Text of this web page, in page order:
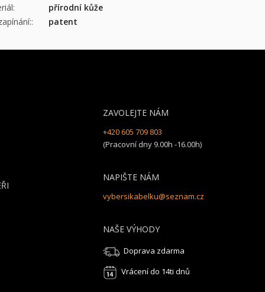
:
přírodní kůže
: patent
ZAVOLEJTE NÁM
+420 605 709 803
(Pracovní dny 9.00h -16.00h)
NAPIŠTE NÁM
vybersikabelku@seznam.cz
NAŠE VÝHODY
Doprava zdarma
Vrácení do 14ti dnů